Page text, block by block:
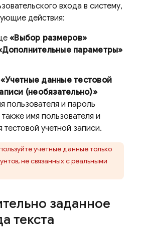
входа в систему,
действия:
«Выбор размеров»
параметры»
«Учетные данные тестовой
(необязательно)»
пользователя и пароль
имя пользователя и
тестовой учетной записи.
учетные данные только
не связанных с реальными
заданное
текста